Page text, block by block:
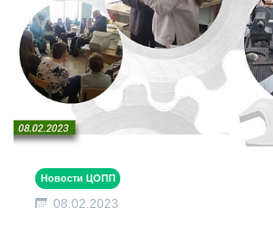
Новости ЦОПП
08.02.2023